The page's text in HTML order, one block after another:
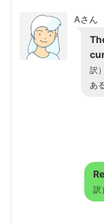
Aさん
訳
あ
訳